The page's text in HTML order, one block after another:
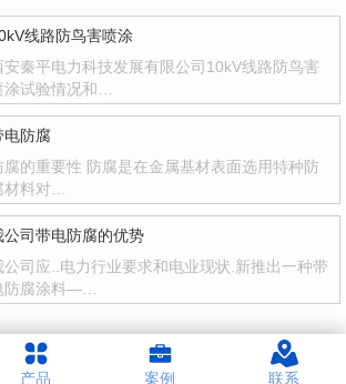
线路防鸟害喷涂
安秦平电力科技发展有限公司10kV线路防鸟害
涂试验情况和…
电防腐
腐的重要性 防腐是在金属基材表面选用特种防
材料对…
公司带电防腐的优势
公司应..电力行业要求和电业现状.新推出一种带
防腐涂料—…
产品 案例 联系